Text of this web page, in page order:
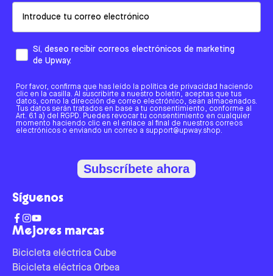
Mejores marcas
Bicicleta eléctrica Cube
Bicicleta eléctrica Orbea
Sí, deseo recibir correos electrónicos de marketing
de Upway.
Por favor, confirma que has leído la política de privacidad haciendo
clic en la casilla. Al suscribirte a nuestro boletín, aceptas que tus
datos, como la dirección de correo electrónico, sean almacenados.
Tus datos serán tratados en base a tu consentimiento, conforme al
Art. 6.1 a) del RGPD. Puedes revocar tu consentimiento en cualquier
momento haciendo clic en el enlace al final de nuestros correos
electrónicos o enviando un correo a support@upway.shop.
Subscríbete ahora
Síguenos